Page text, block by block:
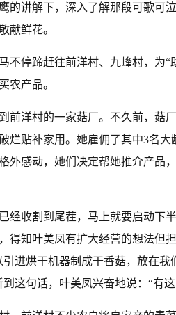
的讲解下，深入了解那段可歌可
献鲜花。
不停蹄赶往前洋村、九峰村，为
农产品。
前洋村的一家菇厂。不久前，菇
烂贴补家用。她雇佣了其中3名
外感动，她们决定帮她推介产品
经收割到尾茬，马上就要启动下
得知叶美凤有扩大经营的想法但
引进烘干机器制成干香菇，放在
这句话，叶美凤兴奋地说：“有